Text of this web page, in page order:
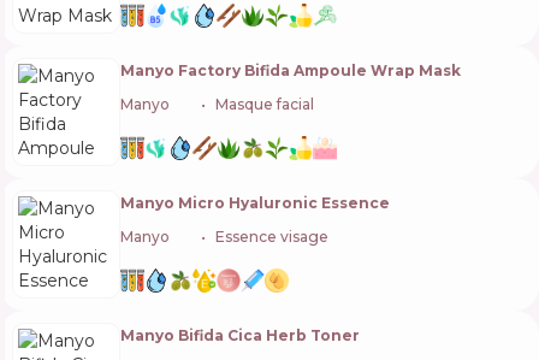
Manyo Factory Bifida Ampoule Wrap Mask
Manyo
Masque facial
Manyo Micro Hyaluronic Essence
Manyo
Essence visage
Manyo Bifida Cica Herb Toner